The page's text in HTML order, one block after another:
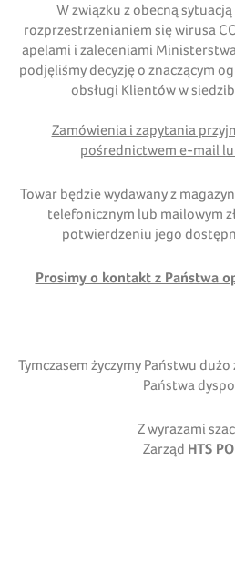
W związku z obecną
rozprzestrzenianiem się wirusa
apelami i zaleceniami
podjęliśmy decyzję o znaczącym
obsługi Klientów w
Zamówienia i zapytania
pośrednictwem e-mail
Towar będzie wydawany z
telefonicznym lub mailowym
potwierdzeniu jego
Prosimy o kontakt z Państwa
Tymczasem życzymy Państwu
Państwa
Z wyrazami
Zarząd HTS